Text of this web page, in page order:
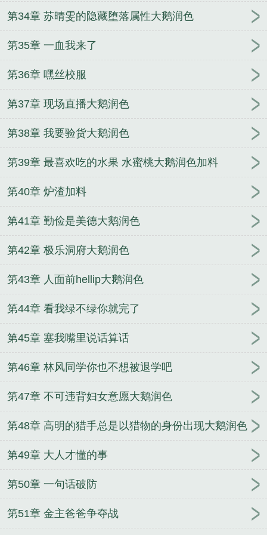
第34章 苏晴雯的隐藏堕落属性大鹅润色
第35章 一血我来了
第36章 嘿丝校服
第37章 现场直播大鹅润色
第38章 我要验货大鹅润色
第39章 最喜欢吃的水果 水蜜桃大鹅润色加料
第40章 炉渣加料
第41章 勤俭是美德大鹅润色
第42章 极乐洞府大鹅润色
第43章 人面前hellip大鹅润色
第44章 看我绿不绿你就完了
第45章 塞我嘴里说话算话
第46章 林风同学你也不想被退学吧
第47章 不可违背妇女意愿大鹅润色
第48章 高明的猎手总是以猎物的身份出现大鹅润色
第49章 大人才懂的事
第50章 一句话破防
第51章 金主爸爸争夺战